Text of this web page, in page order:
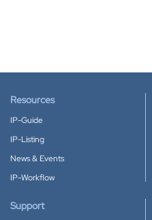
Resources
IP-Guide
IP-Listing
News & Events
IP-Workflow
Support